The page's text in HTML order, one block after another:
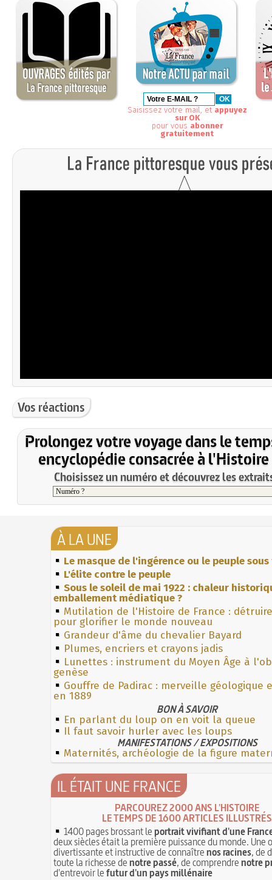
Saisissez votre mail, et appuyez
sur OK
pour vous abonner
gratuitement
Vos réactions
Prolongez votre voyage dans le
encyclopédie consacrée à l'Histoire
Choisissez un numéro et découvrez les
À LA UNE
Le masque de l'ingérence ou le peuple
L'élite contre le peuple
Sous le soleil de mai 1922 : chaleur
emballement médiatique ?
Mutilation de l'Histoire de France :
pour glorifier le monde nouveau
Grandeur d'âme du chevalier Bayard
Plumes, encriers et crayons jadis
Lunettes : instrument du Moyen Âge à
genèse
Gouffre de Padirac : merveille géologique
en 1889
BON À SAVOIR
En parlant du loup on en voit la queue
Il faut savoir hurler avec les loups
MANIFESTATIONS / EXPOSITIONS
Maternités, archéologie de la figure
IL ÉTAIT UNE FRANCE
PARCOUREZ 2000 ANS L'HISTOIRE
LE TEMPS DE 1600 ARTICLES ILLUSTRÉS
1400 pages brossant leportrait vivifiant d'une
deux siècles était la première puissance du monde. Une
divertissante et instructive de connaîtrenos racines, de
toute la richesse denotre passé, de comprendrenotre
d'entrevoir lefutur d'un pays millénaire